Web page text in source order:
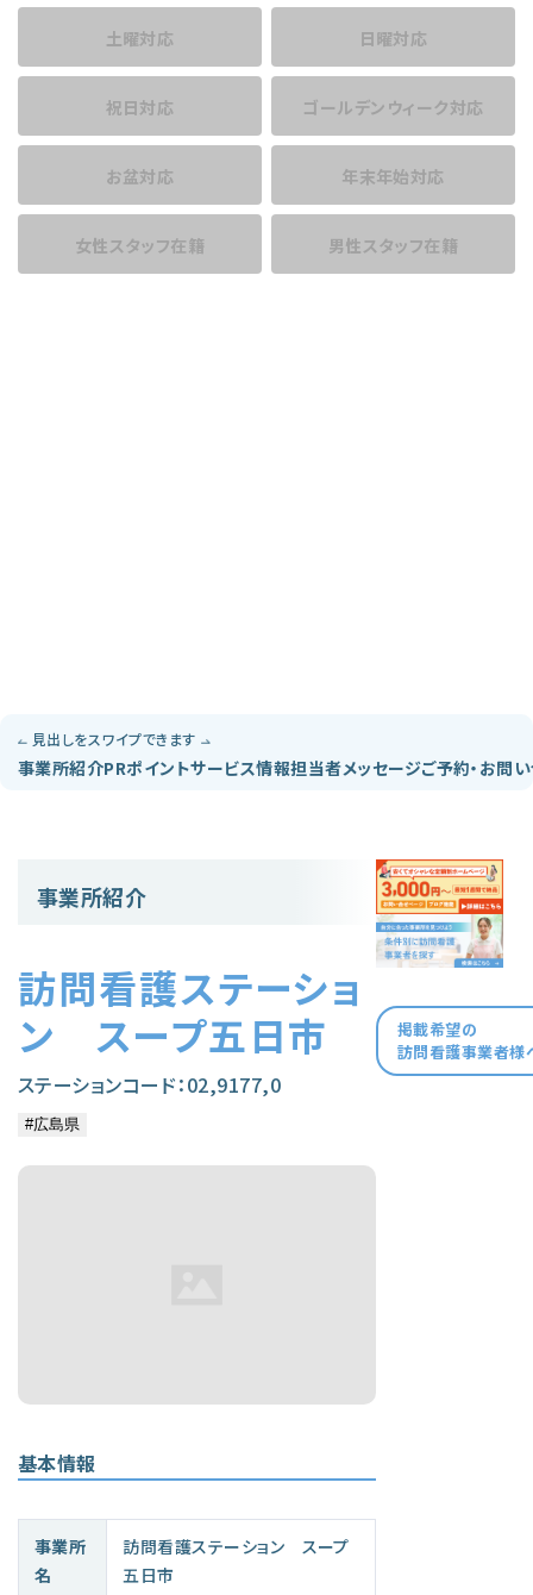
土曜対応 日曜対応
祝日対応 ゴールデンウィーク対応
お盆対応 年末年始対応
女性スタッフ在籍 男性スタッフ在籍
見出しをスワイプできます
事業所紹介PRポイントサービス情報担当者メッセージご予約・お問
事業所紹介
訪問看護ステーショ
ン スープ五日市
ステーションコード：02,9177,0
基本情報
事業所
名
訪問看護ステーション スープ
五日市
掲載希望の
訪問看護事業者様